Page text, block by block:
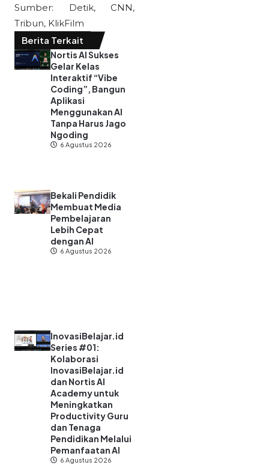
Sumber: Detik, CNN,
Tribun, KlikFilm
Berita Terkait
Nortis AI Sukses
Gelar Kelas
Interaktif “Vibe
Coding”, Bangun
Aplikasi
Menggunakan AI
Tanpa Harus Jago
Ngoding
6 Agustus 2026
Bekali Pendidik
Membuat Media
Pembelajaran
Lebih Cepat
dengan AI
6 Agustus 2026
InovasiBelajar.id
Series #01:
Kolaborasi
InovasiBelajar.id
dan Nortis AI
Academy untuk
Meningkatkan
Productivity Guru
dan Tenaga
Pendidikan Melalui
Pemanfaatan AI
6 Agustus 2026